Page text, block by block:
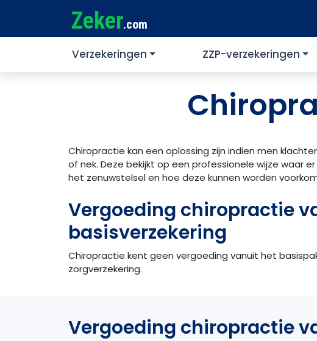
Zeker.com
Verzekeringen ZZP-verzekeringen
Chiropractie kan een oplossing zijn indien men
of nek. Deze bekijkt op een professionele wijze waar
het zenuwstelsel en hoe deze kunnen worden
Vergoeding chiropractie
basisverzekering
Chiropractie kent geen vergoeding vanuit het
zorgverzekering.
Vergoeding chiropractie